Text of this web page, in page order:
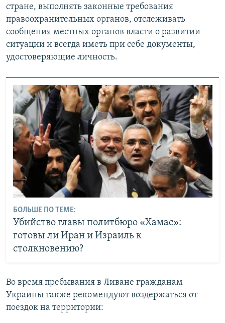
стране, выполнять законные требования
правоохранительных органов, отслеживать
сообщения местных органов власти о развитии
ситуации и всегда иметь при себе документы,
удостоверяющие личность.
БОЛЬШЕ ПО ТЕМЕ:
Убийство главы политбюро «Хамас»:
готовы ли Иран и Израиль к
столкновению?
Во время пребывания в Ливане гражданам
Украины также рекомендуют воздержаться от
поездок на территории: